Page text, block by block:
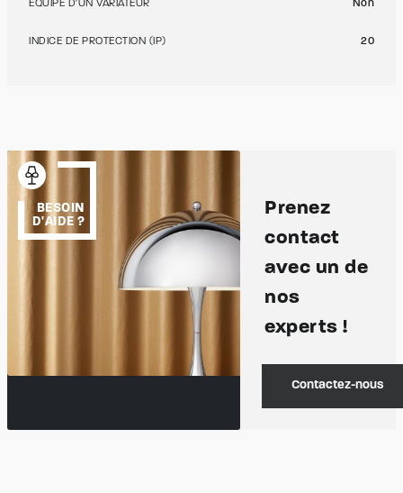
ÉQUIPÉ D'UN VARIATEUR Non
INDICE DE PROTECTION (IP) 20
BESOIN
D'AIDE ?
Prenez
contact
avec un de
nos
experts !
Contactez-nous